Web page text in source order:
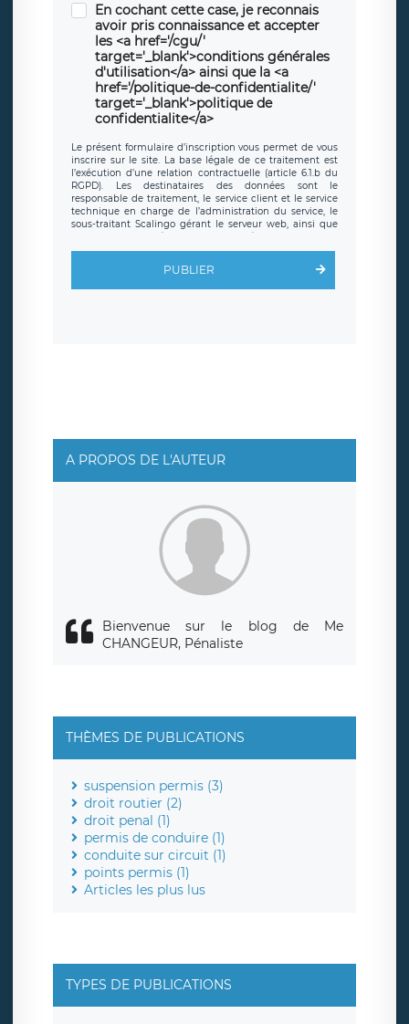
En cochant cette case, je reconnais
avoir pris connaissance et accepter
les <a href='/cgu/'
target='_blank'>conditions générales
d'utilisation</a> ainsi que la <a
href='/politique-de-confidentialite/'
target='_blank'>politique de
confidentialite</a>
Le présent formulaire d’inscription vous permet de vous
inscrire sur le site. La base légale de ce traitement est
l’exécution d’une relation contractuelle (article 6.1.b du
RGPD). Les destinataires des données sont le
responsable de traitement, le service client et le service
technique en charge de l’administration du service, le
sous-traitant Scalingo gérant le serveur web, ainsi que
toute personne légalement autorisée. Le formulaire
d’inscription est hébergé sur un serveur hébergé par
clauses de
protection conformes au RGPD
. Les données collectées
sont conservées jusqu’à ce que l’Internaute en sollicite la
rue Léopold Sédar Senghor, joignable à l’adresse mail :
responsabledetraitement@legavox.fr. Vous avez
également le droit d’introduire une réclamation auprès
d’une autorité de contrôle.
PUBLIER
A PROPOS DE L'AUTEUR
Bienvenue sur le blog de Me
CHANGEUR, Pénaliste
THÈMES DE PUBLICATIONS
suspension permis (3)
droit routier (2)
droit penal (1)
permis de conduire (1)
conduite sur circuit (1)
points permis (1)
Articles les plus lus
TYPES DE PUBLICATIONS